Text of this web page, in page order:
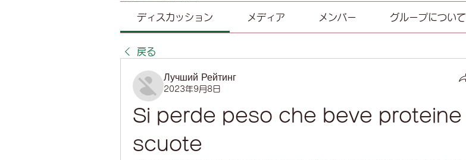
ディスカッション メディア メンバー グループについて
戻る
Лучший Рейтинг
2023年9月8日
Si perde peso che beve proteine ​​
scuote